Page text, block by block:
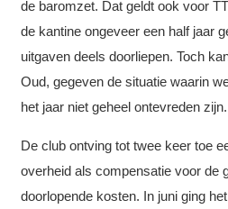
de baromzet. Dat geldt ook voor
de kantine ongeveer een half jaar
uitgaven deels doorliepen. Toch
Oud, gegeven de situatie waarin
het jaar niet geheel ontevreden zijn.
De club ontving tot twee keer toe
overheid als compensatie voor de
doorlopende kosten. In juni ging